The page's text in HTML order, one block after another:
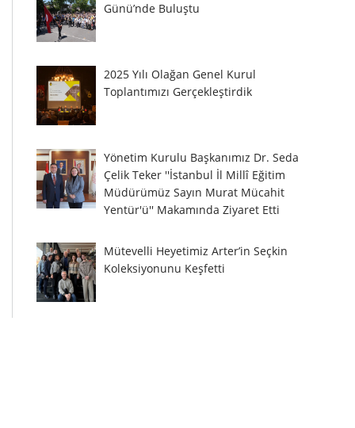
Günü’nde Buluştu
2025 Yılı Olağan Genel Kurul
Toplantımızı Gerçekleştirdik
Yönetim Kurulu Başkanımız Dr. Seda
Çelik Teker ''İstanbul İl Millî Eğitim
Müdürümüz Sayın Murat Mücahit
Yentür'ü'' Makamında Ziyaret Etti
Mütevelli Heyetimiz Arter’in Seçkin
Koleksiyonunu Keşfetti